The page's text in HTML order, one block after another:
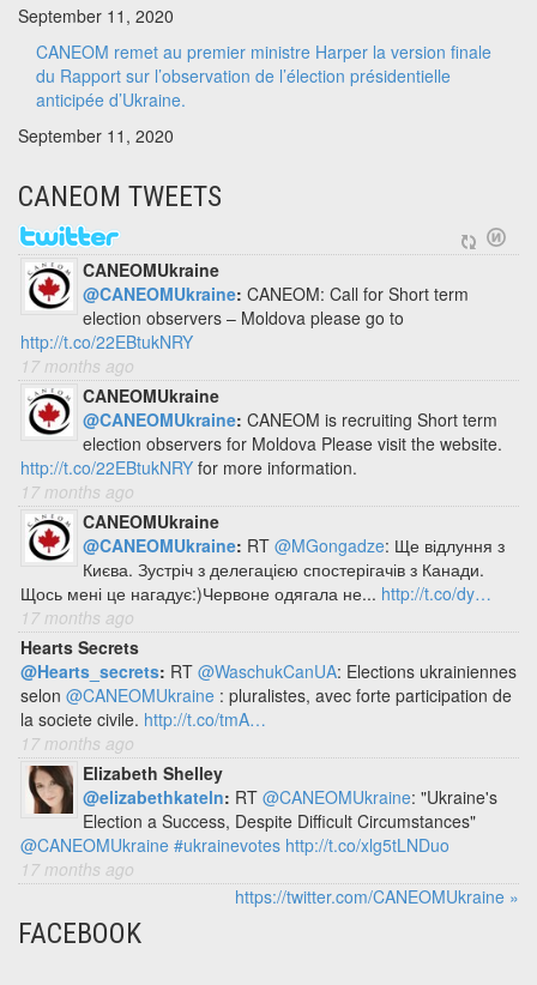
September 11, 2020
CANEOM remet au premier ministre Harper la version finale
du Rapport sur l’observation de l’élection présidentielle
anticipée d’Ukraine.
September 11, 2020
CANEOM TWEETS
CANEOMUkraine
@CANEOMUkraine: CANEOM: Call for Short term
election observers – Moldova please go to
http://t.co/22EBtukNRY
17 months ago
CANEOMUkraine
@CANEOMUkraine: CANEOM is recruiting Short term
election observers for Moldova Please visit the website.
http://t.co/22EBtukNRY for more information.
17 months ago
CANEOMUkraine
@CANEOMUkraine: RT @MGongadze: Ще відлуння з
Києва. Зустріч з делегацією спостерігачів з Канади.
Щось мені це нагадує:)Червоне одягала не... http://t.co/dy…
17 months ago
Hearts Secrets
@Hearts_secrets: RT @WaschukCanUA: Elections ukrainiennes
selon @CANEOMUkraine : pluralistes, avec forte participation de
la societe civile. http://t.co/tmA…
17 months ago
Elizabeth Shelley
@elizabethkateln: RT @CANEOMUkraine: "Ukraine's
Election a Success, Despite Difficult Circumstances"
@CANEOMUkraine #ukrainevotes http://t.co/xlg5tLNDuo
17 months ago
https://twitter.com/CANEOMUkraine »
FACEBOOK